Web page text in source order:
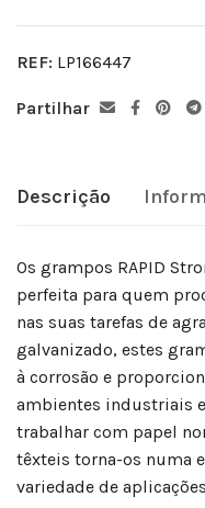
REF: LP166447
Partilhar
Descrição
Os grampos RAPID
perfeita para quem
nas suas tarefas de
galvanizado, estes
à corrosão e
ambientes industriais
trabalhar com papel
têxteis torna-os numa
variedade de